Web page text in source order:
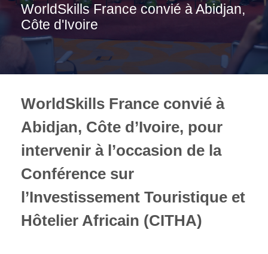
S’informer
S’engager
Nos partenaires
Photos
Vidéos
Shanghai 2026
WorldSkills France convié à Abidjan,
Côte d'Ivoire
WorldSkills France convié à
Abidjan, Côte d’Ivoire, pour
intervenir à l’occasion de la
Conférence sur
l’Investissement Touristique et
Hôtelier Africain (CITHA)